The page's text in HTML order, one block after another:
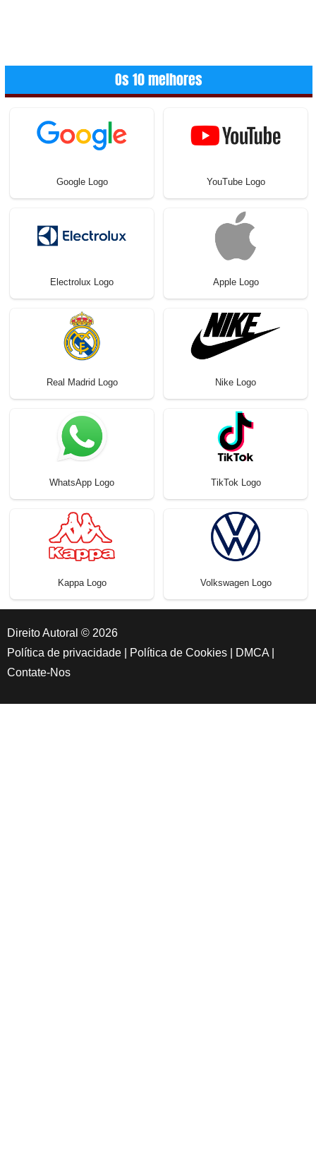
Os 10 melhores
Google Logo YouTube Logo
Electrolux Logo Apple Logo
Real Madrid Logo Nike Logo
WhatsApp Logo TikTok Logo
Kappa Logo Volkswagen Logo
Direito Autoral © 2026
Política de privacidade
Política de Cookies DMCA
Contate-Nos